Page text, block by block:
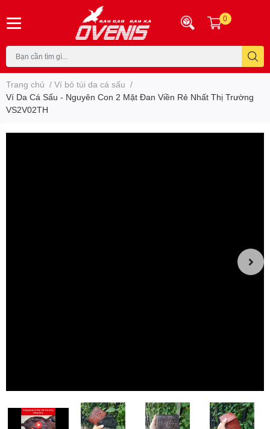
0
Trang chủ / Ví bỏ túi da cá sấu /
Ví Da Cá Sấu - Nguyên Con 2 Mặt Đan Viền Rẻ Nhất Thị Trường
VS2V02TH